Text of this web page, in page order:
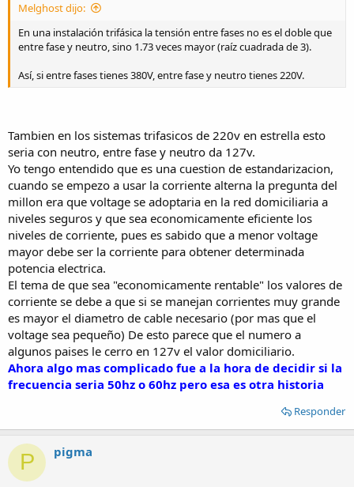
Melghost dijo:
En una instalación trifásica la tensión entre fases no es el doble que
entre fase y neutro, sino 1.73 veces mayor (raíz cuadrada de 3).
Así, si entre fases tienes 380V, entre fase y neutro tienes 220V.
Tambien en los sistemas trifasicos de 220v en estrella esto
seria con neutro, entre fase y neutro da 127v.
Yo tengo entendido que es una cuestion de estandarizacion,
cuando se empezo a usar la corriente alterna la pregunta del
millon era que voltage se adoptaria en la red domiciliaria a
niveles seguros y que sea economicamente eficiente los
niveles de corriente, pues es sabido que a menor voltage
mayor debe ser la corriente para obtener determinada
potencia electrica.
El tema de que sea "economicamente rentable" los valores de
corriente se debe a que si se manejan corrientes muy grande
es mayor el diametro de cable necesario (por mas que el
voltage sea pequeño) De esto parece que el numero a
algunos paises le cerro en 127v el valor domiciliario.
Ahora algo mas complicado fue a la hora de decidir si la
frecuencia seria 50hz o 60hz pero esa es otra historia
Responder
P pigma